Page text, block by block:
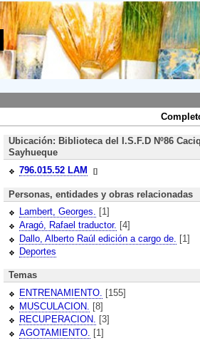
Ubicación: Biblioteca del I.S.F.D Nº86
Sayhueque
796.015.52LAM []
Personas, entidades y obras relacionadas
Lambert, Georges. [1]
Aragó, Rafael traductor. [4]
Dallo, Alberto Raúl edición a cargo de. [1]
Deportes
Temas
ENTRENAMIENTO.
[155]
MUSCULACION. [8]
RECUPERACION. [3]
AGOTAMIENTO. [1]